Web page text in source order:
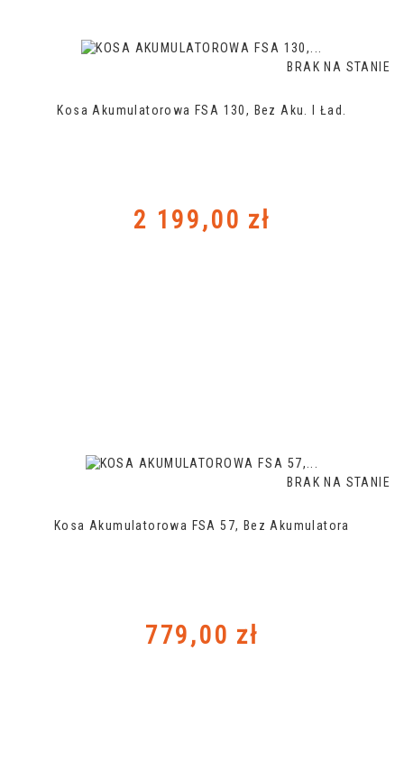
BRAK NA STANIE
Kosa Akumulatorowa FSA 130, Bez Aku. I Ład.
Cena
2 199,00 zł
BRAK NA STANIE
Kosa Akumulatorowa FSA 57, Bez Akumulatora
Cena
779,00 zł